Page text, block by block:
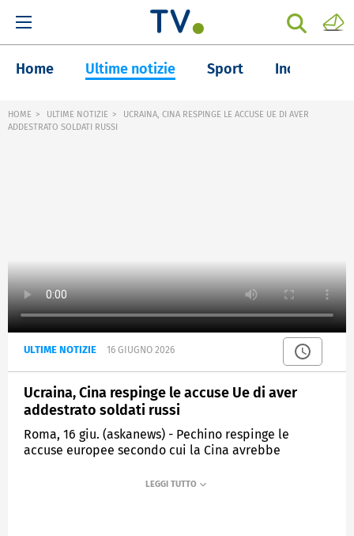
Home Ultime notizie Sport Inchieste
HOME ULTIME NOTIZIE
UCRAINA, CINA RESPINGE LE ACCUSE UE DI AVER
ADDESTRATO SOLDATI RUSSI
ULTIME NOTIZIE 16 GIUGNO 2026
Ucraina, Cina respinge le accuse Ue di aver
addestrato soldati russi
Roma, 16 giu. (askanews) - Pechino respinge le
accuse europee secondo cui la Cina avrebbe
Ucraina, mentre la responsabile della diplomazia